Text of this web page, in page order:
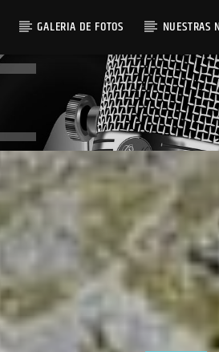
GALERIA DE FOTOS NUESTRAS